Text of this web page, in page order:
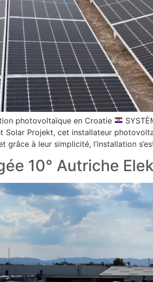
photovoltaïque en Croatie
Solar Projekt, cet installateur
grâce à leur simplicité, l’installation
10° Autriche